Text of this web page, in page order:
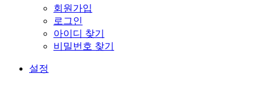
회원가입
로그인
아이디 찾기
비밀번호 찾기
설정